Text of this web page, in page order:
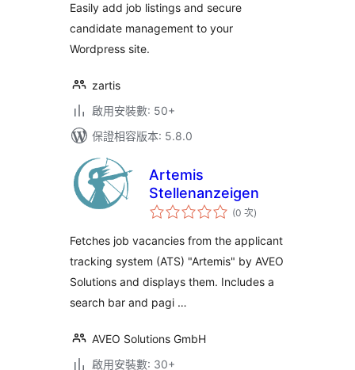
Easily add job listings and secure
candidate management to your
Wordpress site.
zartis
啟用安裝數: 50+
保證相容版本: 5.8.0
Artemis
Stellenanzeigen
(0 次評
分
數
)
Fetches job vacancies from the applicant
tracking system (ATS) "Artemis" by AVEO
Solutions and displays them. Includes a
search bar and pagi …
AVEO Solutions GmbH
啟用安裝數: 30+